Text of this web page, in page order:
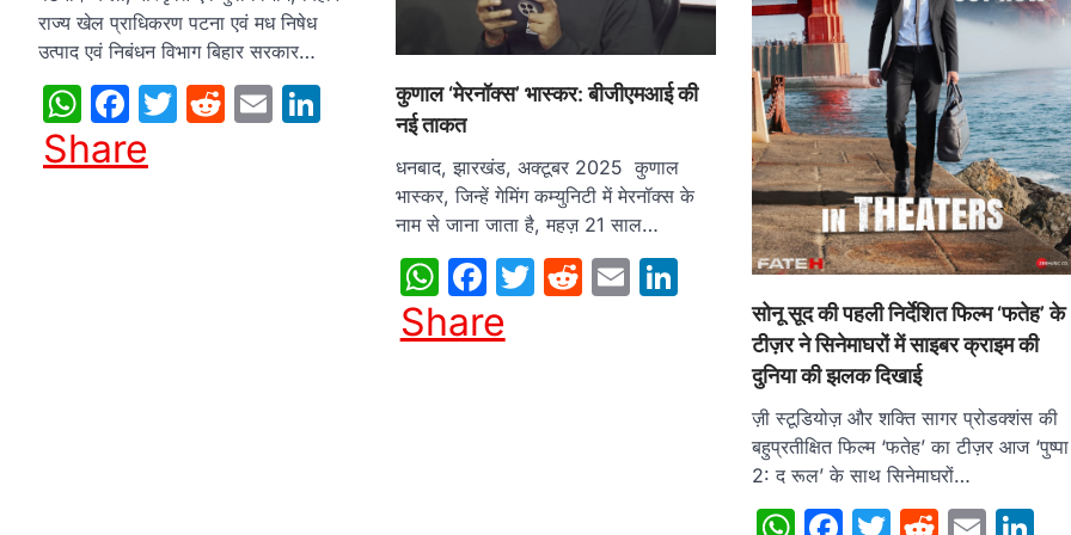
राज्य खेल प्राधिकरण पटना एवं मध निषेध
उत्पाद एवं निबंधन विभाग बिहार सरकार…
WhatsApp
Facebook
Twitter
Reddit
EmailLinkedIn
Share
कुणाल ‘मेरनॉक्स’ भास्कर: बीजीएमआई की
नई ताकत
धनबाद, झारखंड, अक्टूबर 2025 कुणाल
भास्कर, जिन्हें गेमिंग कम्युनिटी में मेरनॉक्स के
नाम से जाना जाता है, महज़ 21 साल…
WhatsApp
Facebook
Twitter
Reddit
EmailLinkedIn
Share
सोनू सूद की पहली निर्देशित फिल्म ‘फतेह’ के
टीज़र ने सिनेमाघरों में साइबर क्राइम की
दुनिया की झलक दिखाई
ज़ी स्टूडियोज़ और शक्ति सागर प्रोडक्शंस की
बहुप्रतीक्षित फिल्म ‘फतेह’ का टीज़र आज ‘पुष्पा
2: द रूल’ के साथ सिनेमाघरों…